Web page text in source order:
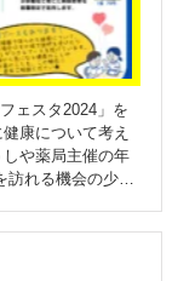
ェスタ2024」を
康について考え
や薬局主催の年
など、さまざま